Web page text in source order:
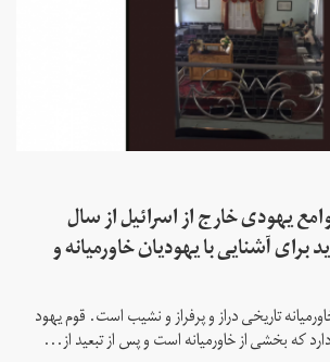
یهودی خارج از اسرائیل از سال
برای آشنایی با یهودیان خاورمیانه و
تاریخی دراز و پرفراز و نشیب است. قوم یهود
که بخشی از خاورمیانه است و پس از تبعید از...